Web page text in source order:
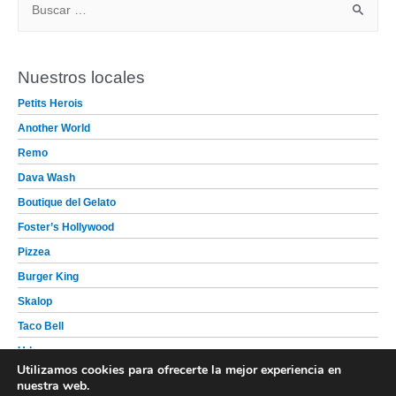
c
r
p
o
r
:
Nuestros locales
Petits Herois
Another World
Remo
Dava Wash
Boutique del Gelato
Foster’s Hollywood
Pizzea
Burger King
Skalop
Taco Bell
Udon
Tako-San
Utilizamos cookies para ofrecerte la mejor experiencia en
nuestra web.